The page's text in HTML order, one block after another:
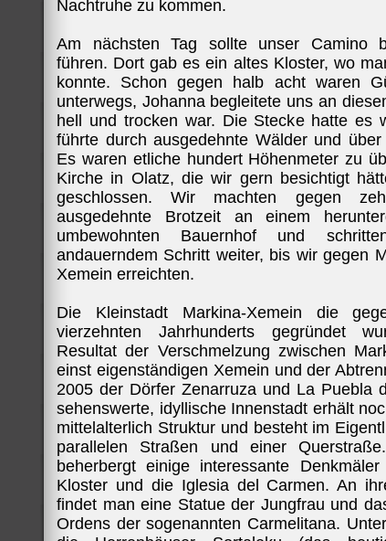
Nachtruhe zu kommen.
Am nächsten Tag sollte unser Camino
führen. Dort gab es ein altes Kloster, wo
konnte. Schon gegen halb acht waren
unterwegs, Johanna begleitete uns an
hell und trocken war. Die Stecke hatte es
führte durch ausgedehnte Wälder und
Es waren etliche hundert Höhenmeter zu
Kirche in Olatz, die wir gern besichtigt
geschlossen. Wir machten gegen
ausgedehnte Brotzeit an einem
umbewohnten Bauernhof und
andauerndem Schritt weiter, bis wir gegen
Xemein erreichten.
Die Kleinstadt Markina-Xemein die
vierzehnten Jahrhunderts gegründet
Resultat der Verschmelzung zwischen
einst eigenständigen Xemein und der
2005 der Dörfer Zenarruza und La Puebla
sehenswerte, idyllische Innenstadt erhält
mittelalterlich Struktur und besteht im
parallelen Straßen und einer
beherbergt einige interessante
Kloster und die Iglesia del Carmen. An
findet man eine Statue der Jungfrau und
Ordens der sogenannten Carmelitana.